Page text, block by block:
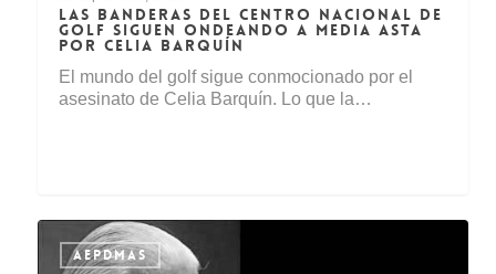
LAS BANDERAS DEL CENTRO NACIONAL DE
GOLF SIGUEN ONDEANDO A MEDIA ASTA
POR CELIA BARQUÍN
El mundo del golf sigue conmocionado por el
asesinato de Celia Barquín. Lo que la…
AEPDMAS